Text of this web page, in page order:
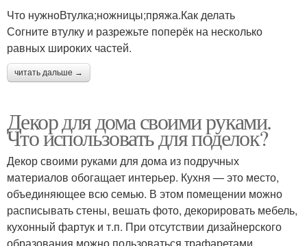
Что нужноВтулка;ножницы;пряжа.Как делать
Согните втулку и разрежьте поперёк на несколько
равных широких частей.
читать дальше →
Декор для дома своими руками.
Что использовать для поделок?
Декор своими руками для дома из подручных
материалов обогащает интерьер. Кухня — это место,
объединяющее всю семью. В этом помещении можно
расписывать стены, вешать фото, декорировать мебель,
кухонный фартук и т.п. При отсутствии дизайнерского
образования можно пользоваться трафаретами.